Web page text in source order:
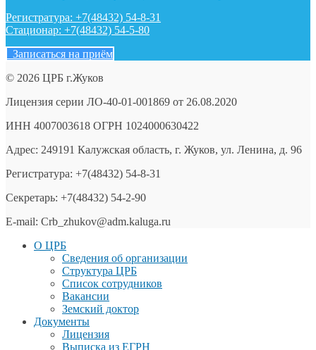
Регистратура: +7(48432) 54-8-31
Стационар: +7(48432) 54-5-80
Записаться на приём
© 2026 ЦРБ г.Жуков
Лицензия серии ЛО-40-01-001869 от 26.08.2020
ИНН 4007003618 ОГРН 1024000630422
Адрес: 249191 Калужская область, г. Жуков, ул. Ленина, д. 96
Регистратура: +7(48432) 54-8-31
Секретарь: +7(48432) 54-2-90
E-mail: Crb_zhukov@adm.kaluga.ru
О ЦРБ
Сведения об организации
Структура ЦРБ
Список сотрудников
Вакансии
Земский доктор
Документы
Лицензия
Выписка из ЕГРН